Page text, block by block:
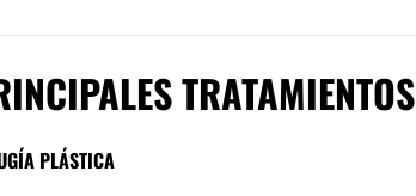
TRATAMIENTOS
PLÁSTICA